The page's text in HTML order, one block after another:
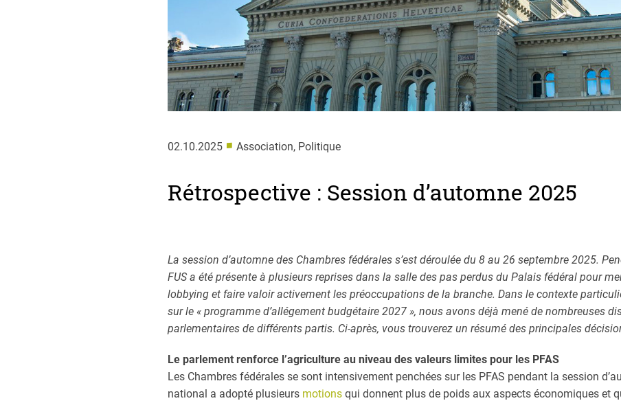
02.10.2025 ■ Association, Politique
Rétrospective : Session d’automne 2025
La session d’automne des Chambres fédérales s’est déroulée du 8 au 26 septembre 2025.
FUS a été présente à plusieurs reprises dans la salle des pas perdus du Palais fédéral pour
lobbying et faire valoir activement les préoccupations de la branche. Dans le contexte
sur le « programme d’allégement budgétaire 2027 », nous avons déjà mené de nombreuses
parlementaires de différents partis. Ci-après, vous trouverez un résumé des principales
Le parlement renforce l’agriculture au niveau des valeurs limites pour les PFAS
Les Chambres fédérales se sont intensivement penchées sur les PFAS pendant la session
national a adopté plusieurs motions qui donnent plus de poids aux aspects économiques et